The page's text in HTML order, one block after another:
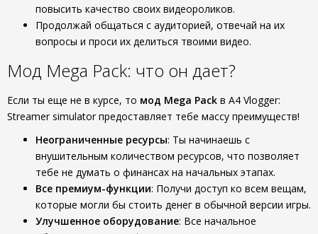
повысить качество своих видеороликов.
Продолжай общаться с аудиторией, отвечай на их
вопросы и проси их делиться твоими видео.
Мод Mega Pack: что он дает?
Если ты еще не в курсе, то мод Mega Pack в A4 Vlogger:
Streamer simulator предоставляет тебе массу преимуществ!
Неограниченные ресурсы: Ты начинаешь с
внушительным количеством ресурсов, что позволяет
тебе не думать о финансах на начальных этапах.
Все премиум-функции: Получи доступ ко всем вещам,
которые могли бы стоить денег в обычной версии игры.
Улучшенное оборудование: Все начальное